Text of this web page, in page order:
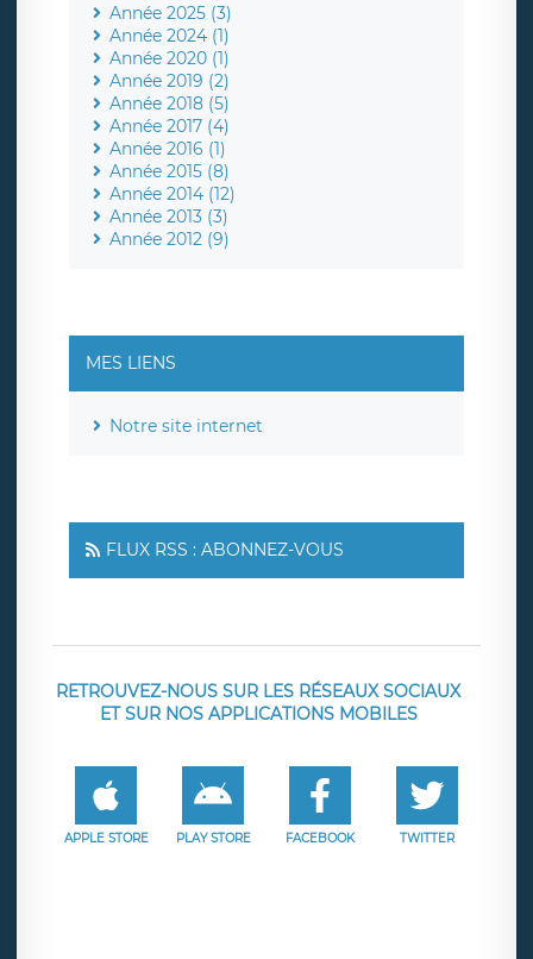
Année 2025 (3)
Année 2024 (1)
Année 2020 (1)
Année 2019 (2)
Année 2018 (5)
Année 2017 (4)
Année 2016 (1)
Année 2015 (8)
Année 2014 (12)
Année 2013 (3)
Année 2012 (9)
MES LIENS
Notre site internet
FLUX RSS : ABONNEZ-VOUS
RETROUVEZ-NOUS SUR LES RÉSEAUX SOCIAUX
ET SUR NOS APPLICATIONS MOBILES
APPLE STORE PLAY STORE FACEBOOK TWITTER